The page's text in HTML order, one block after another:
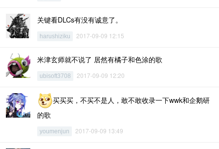
关键看DLCs有没有诚意了。
harushiziku 2017-09-09 12:15
米津玄师就不说了 居然有橘子和色涂的歌
ubisoft3708 2017-09-09 12:20
买买买，不买不是人，敢不敢收录一下wwk和企鹅研
的歌
youmenjun 2017-09-09 13:49